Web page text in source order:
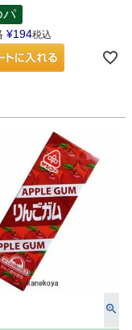
パ
¥194税込